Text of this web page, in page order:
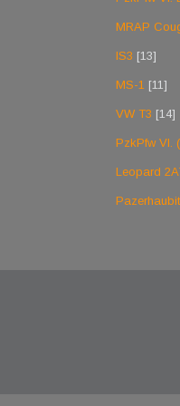
MRAP
IS3 [13]
MS-1 [11]
VW T3 [14]
PzkPfw VI.
Leopard